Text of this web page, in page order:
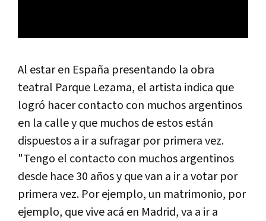
Al estar en España presentando la obra
teatral Parque Lezama, el artista indica que
logró hacer contacto con muchos argentinos
en la calle y que muchos de estos están
dispuestos a ir a sufragar por primera vez.
"Tengo el contacto con muchos argentinos
desde hace 30 años y que van a ir a votar por
primera vez. Por ejemplo, un matrimonio, por
ejemplo, que vive acá en Madrid, va a ir a